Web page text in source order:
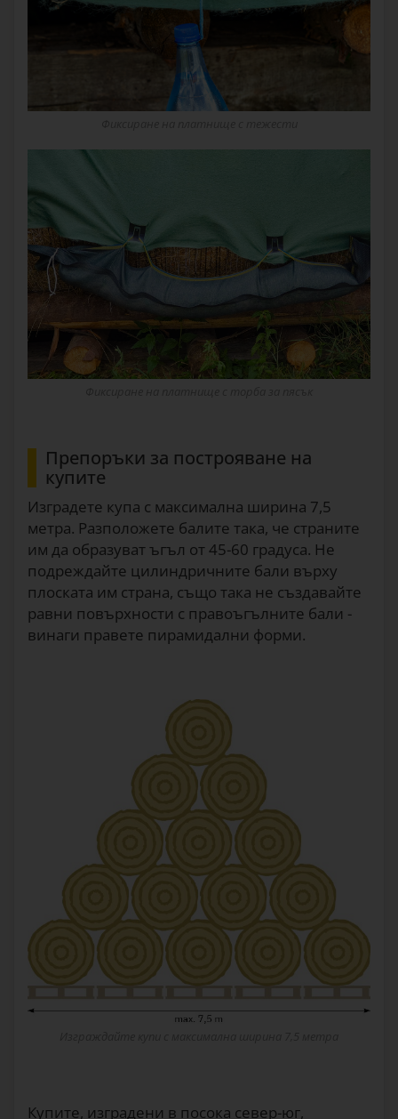
Препоръки за построяване на
купите
Изградете купа с максимална ширина 7,5
метра. Разположете балите така, че страните
им да образуват ъгъл от 45-60 градуса. Не
подреждайте цилиндричните бали върху
плоската им страна, също така не създавайте
равни повърхности с правоъгълните бали -
винаги правете пирамидални форми.
Купите, изградени в посока север-юг,